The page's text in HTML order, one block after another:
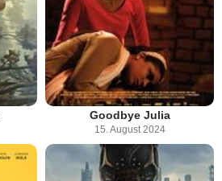
Goodbye Julia
15. August 2024